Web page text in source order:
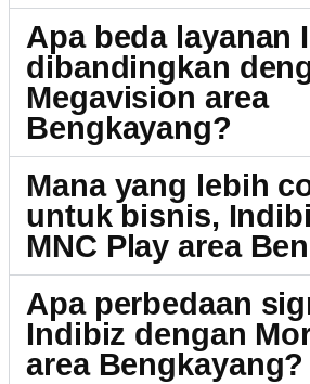
Apa beda layanan
dibandingkan
Megavision area
Bengkayang?
Mana yang lebih
untuk bisnis,
MNC Play area
Apa perbedaan
Indibiz dengan
area Bengkayang?